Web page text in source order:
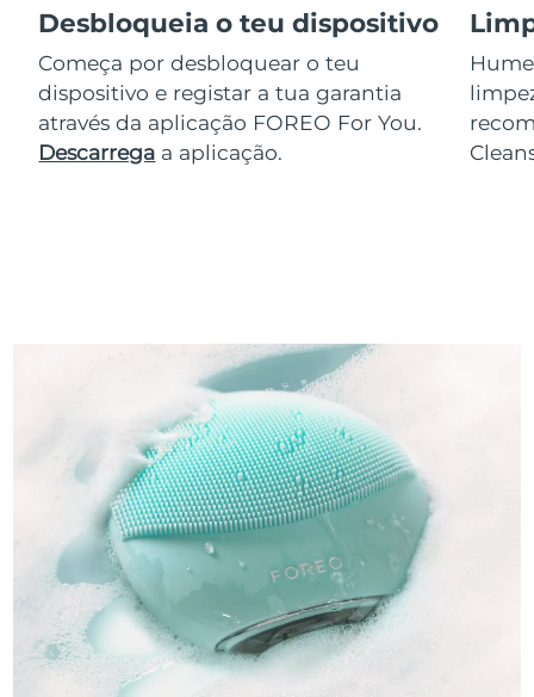
Desbloqueia o teu dispositivo
Começa por desbloquear o teu
dispositivo e registar a tua garantia
através da aplicação FOREO For You.
Descarrega a aplicação.